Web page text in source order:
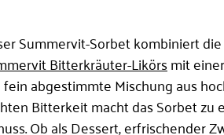
Summervit-Sorbet kombiniert
Bitterkräuter-Likörsmit
fein abgestimmte Mischung aus
Bitterkeit macht das Sorbet
Ob als Dessert, erfrischender